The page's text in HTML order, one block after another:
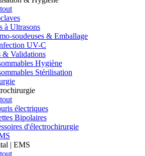
à Ultrasons
soudeuses & Emballage
UV-C
& Validations
Hygiène
Stérilisation
électriques
Bipolaires
d'électrochirurgie
| EMS